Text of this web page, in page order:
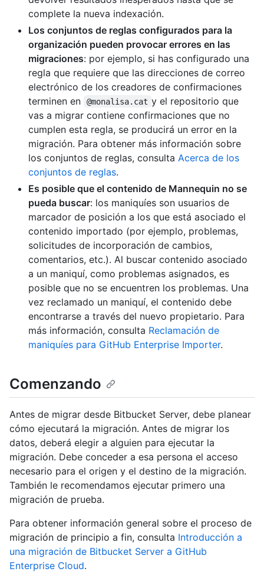
complete la nueva indexación.
Los conjuntos de reglas configurados para la
organización pueden provocar errores en las
migraciones: por ejemplo, si has configurado una
regla que requiere que las direcciones de correo
electrónico de los creadores de confirmaciones
terminen en
@monalisa.cat y el repositorio que
vas a migrar contiene confirmaciones que no
cumplen esta regla, se producirá un error en la
migración. Para obtener más información sobre
los conjuntos de reglas, consulta Acerca de los
conjuntos de reglas.
Es posible que el contenido de Mannequin no se
pueda buscar: los maniquíes son usuarios de
marcador de posición a los que está asociado el
contenido importado (por ejemplo, problemas,
solicitudes de incorporación de cambios,
comentarios, etc.). Al buscar contenido asociado
a un maniquí, como problemas asignados, es
posible que no se encuentren los problemas. Una
vez reclamado un maniquí, el contenido debe
encontrarse a través del nuevo propietario. Para
más información, consulta Reclamación de
maniquíes para GitHub Enterprise Importer.
Comenzando
Antes de migrar desde Bitbucket Server, debe planear
cómo ejecutará la migración. Antes de migrar los
datos, deberá elegir a alguien para ejecutar la
migración. Debe conceder a esa persona el acceso
necesario para el origen y el destino de la migración.
También le recomendamos ejecutar primero una
migración de prueba.
Para obtener información general sobre el proceso de
migración de principio a fin, consulta Introducción a
una migración de Bitbucket Server a GitHub
Enterprise Cloud.